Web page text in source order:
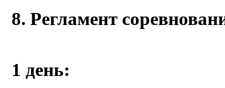
8. Регламент
1 день: